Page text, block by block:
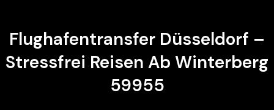
Flughafentransfer Düsseldorf –
Stressfrei Reisen Ab Winterberg
59955